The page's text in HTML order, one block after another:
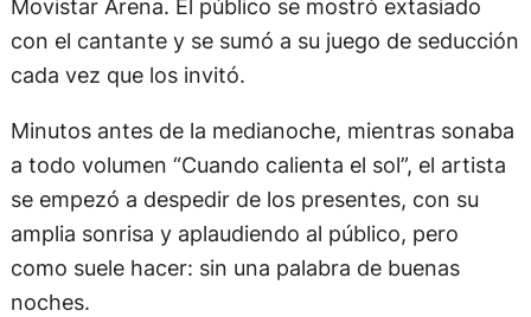
Movistar Arena. El público se mostró extasiado
con el cantante y se sumó a su juego de seducción
cada vez que los invitó.
Minutos antes de la medianoche, mientras sonaba
a todo volumen “Cuando calienta el sol”, el artista
se empezó a despedir de los presentes, con su
amplia sonrisa y aplaudiendo al público, pero
como suele hacer: sin una palabra de buenas
noches.